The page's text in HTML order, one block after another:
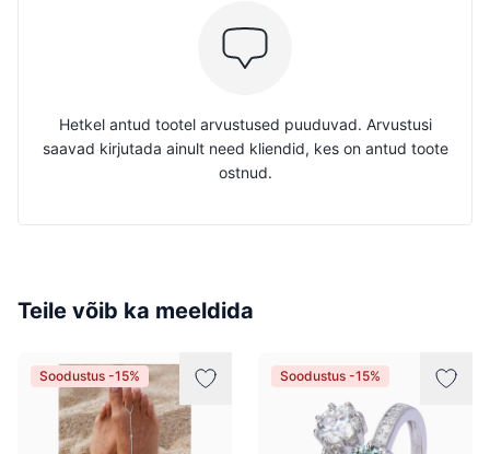
Hetkel antud tootel arvustused puuduvad. Arvustusi
saavad kirjutada ainult need kliendid, kes on antud toote
ostnud.
Teile võib ka meeldida
Soodustus -15% Soodustus -15%